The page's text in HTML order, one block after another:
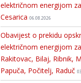
električnom energijom
Cesarica 06.08.2026
Obavijest o prekidu
električnom energijom
Rakitovac, Bilaj, Ribnik,
Papuča, Počitelj, Raduč